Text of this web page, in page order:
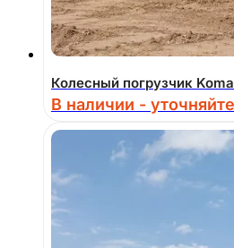
Колесный погрузчик
В наличии - уточняйте